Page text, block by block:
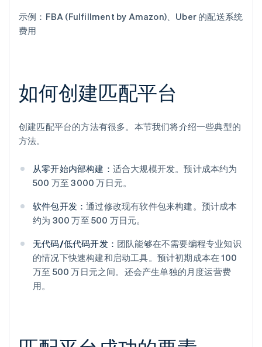
示例：FBA (Fulfillment by Amazon)、Uber 的配送系统
费用
如何创建匹配平台
创建匹配平台的方法有很多。本节我们将介绍一些典型的
方法。
从零开始内部构建： 适合大规模开发。预计成本约为
500 万至 3000 万日元。
软件包开发：通过修改现有软件包来构建。预计成本
约为 300 万至 500 万日元。
无代码/低代码开发： 团队能够在不需要编程专业知识
的情况下快速构建和启动工具。预计初期成本在 100
万至 500 万日元之间。还会产生单独的月度运营费
用。